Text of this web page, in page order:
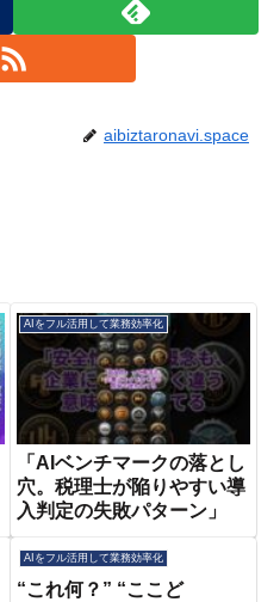
aibiztaronavi.space
AIをフル活用して業務効率化
「AIベンチマークの落とし
穴。税理士が陥りやすい導
入判定の失敗パターン」
AIをフル活用して業務効率化
“これ何？” “ここど